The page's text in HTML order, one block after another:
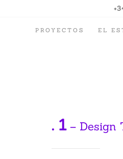
PROYECTOS EL
. 1– Design